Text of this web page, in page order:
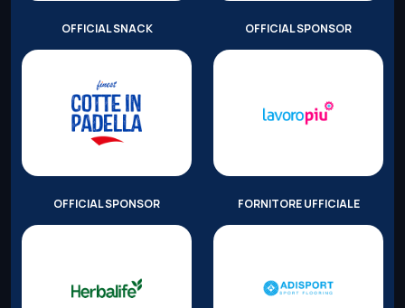
OFFICIAL SNACK OFFICIAL SPONSOR
OFFICIAL SPONSOR FORNITORE UFFICIALE